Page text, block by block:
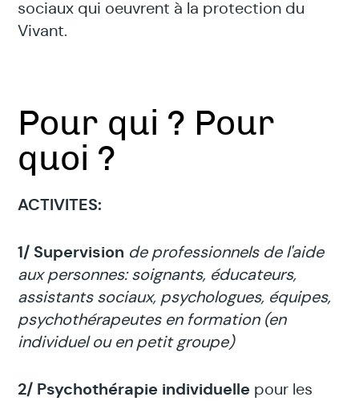
sociaux qui oeuvrent à la protection du
Vivant.
Pour qui ? Pour
quoi ?
ACTIVITES:
1/ Supervision de professionnels de l'aide
aux personnes: soignants, éducateurs,
assistants sociaux, psychologues, équipes,
psychothérapeutes en formation (en
individuel ou en petit groupe)
2/ Psychothérapie individuelle pour les